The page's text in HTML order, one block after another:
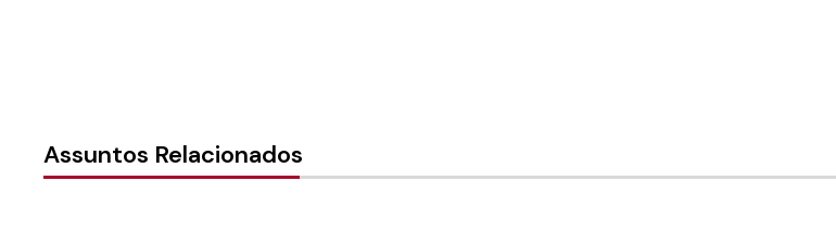
Assuntos Relacionados